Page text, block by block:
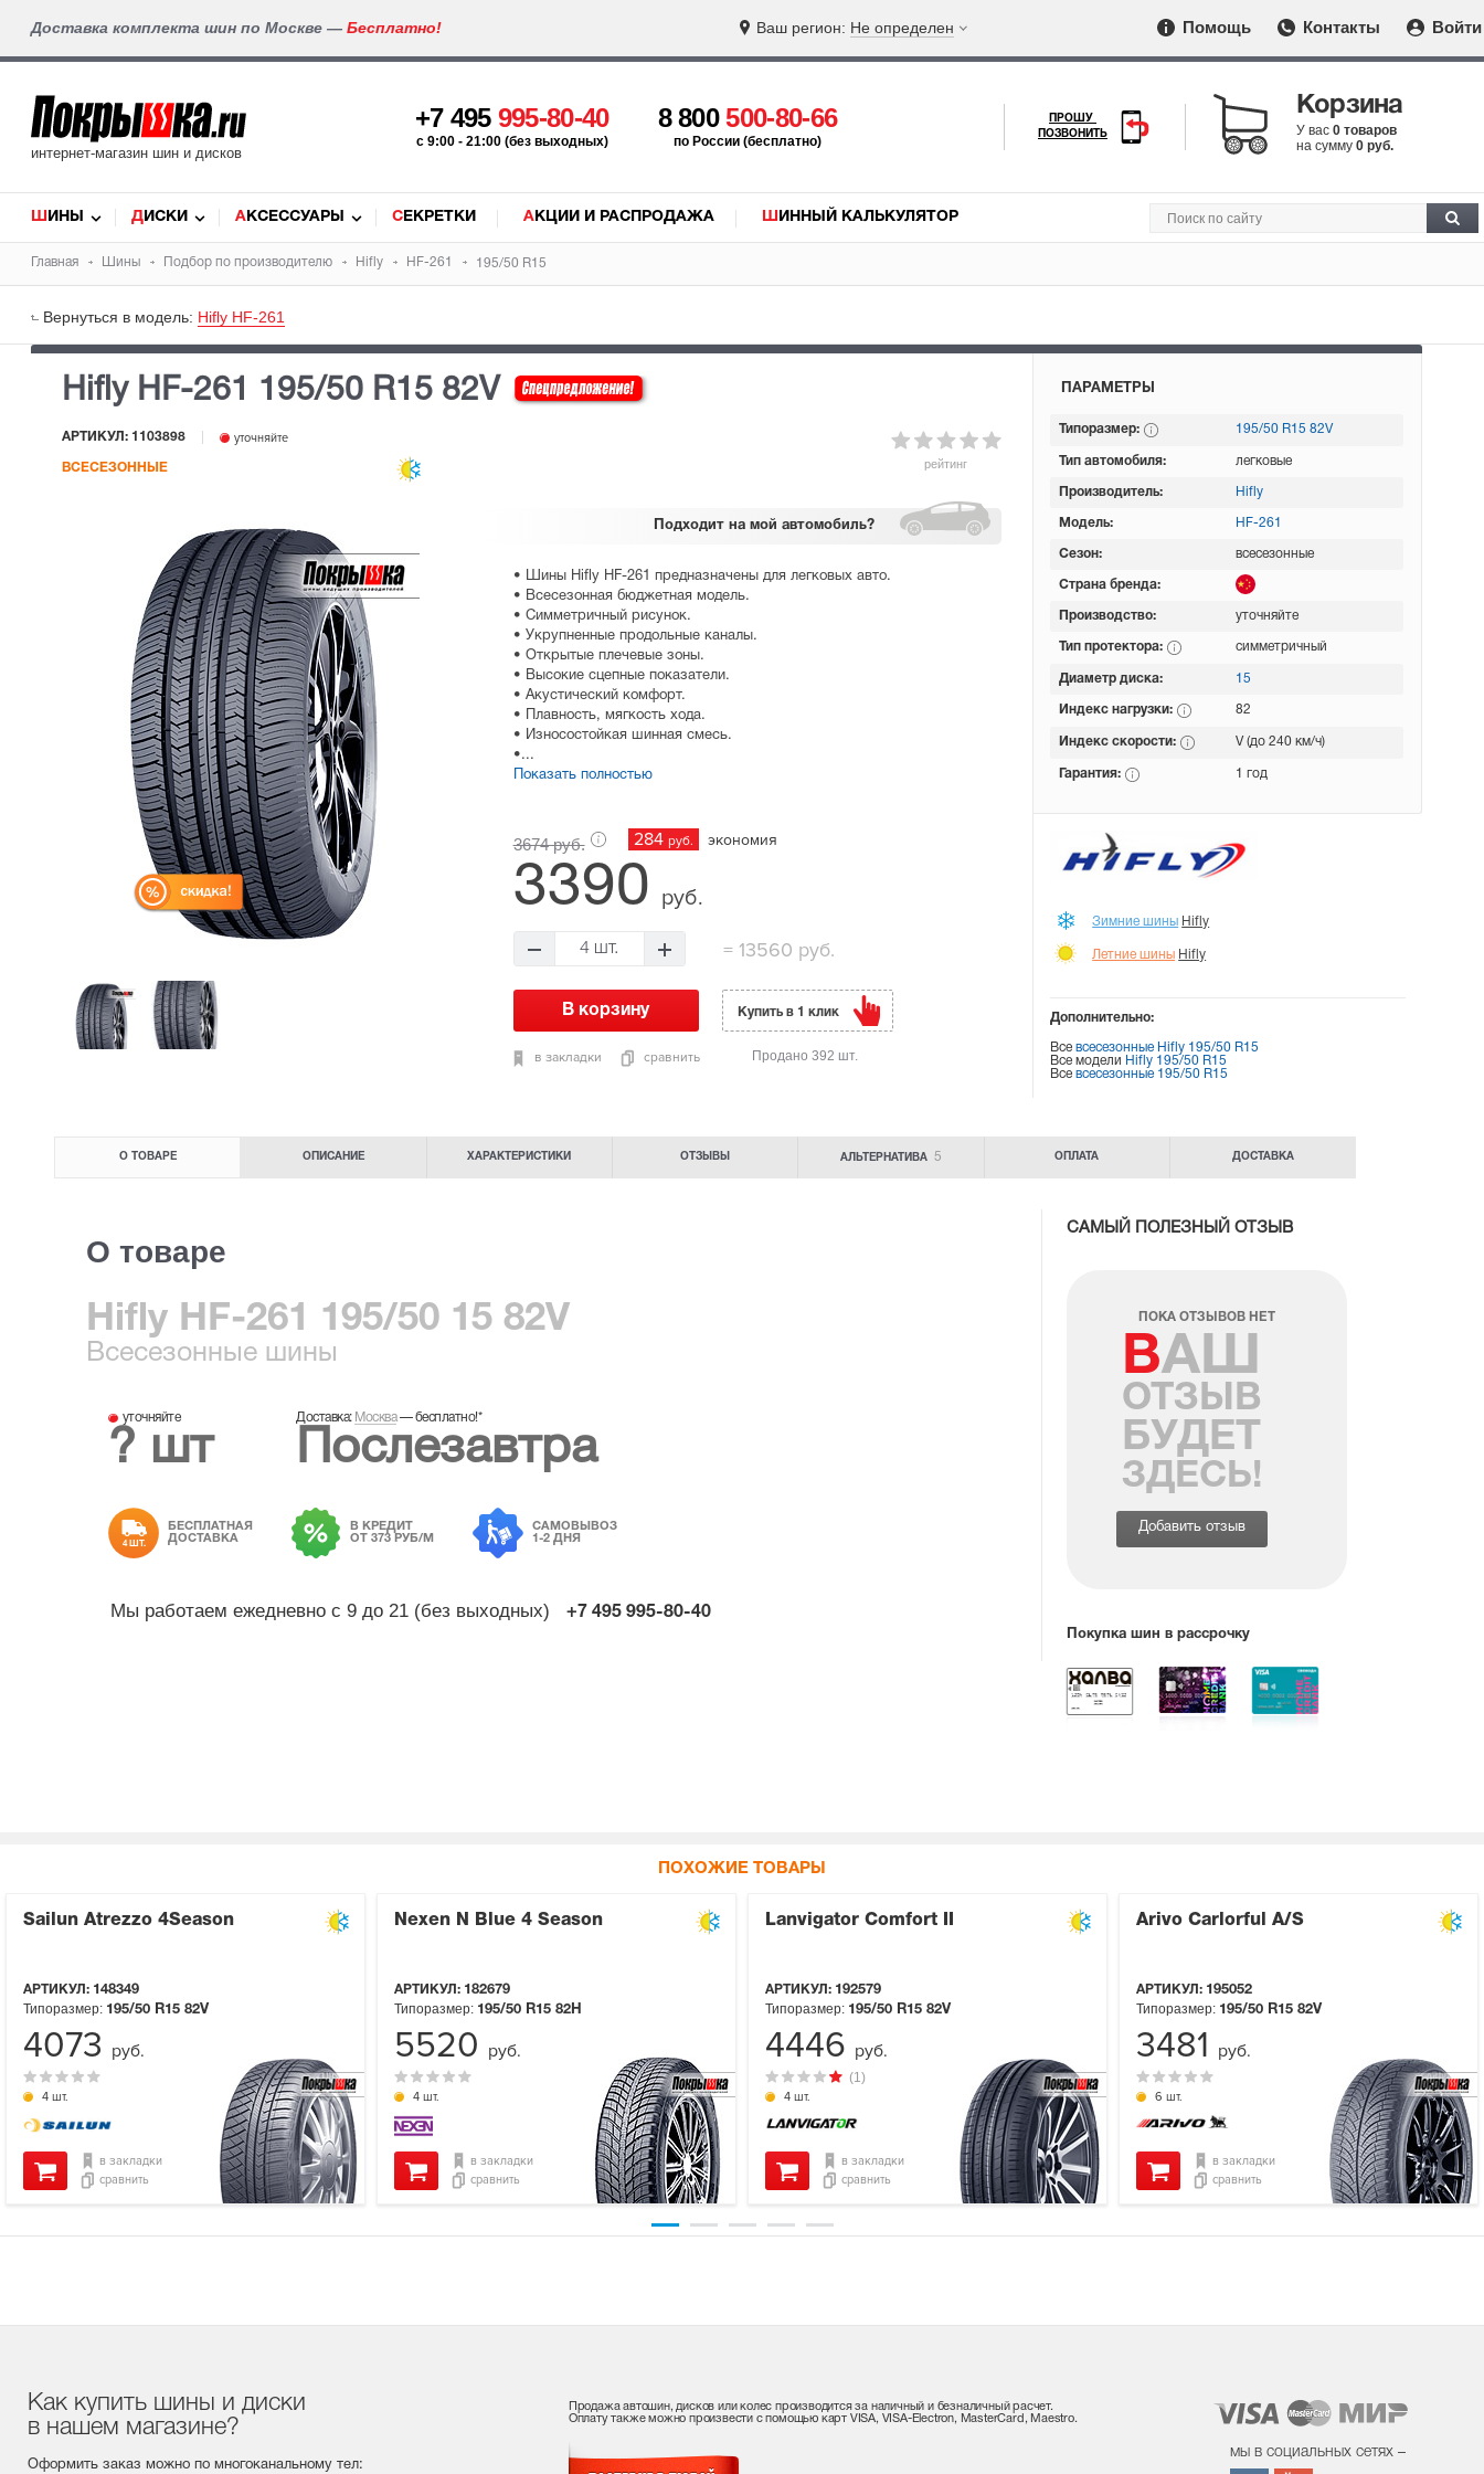
Доставка комплекта шин по Москве — Бесплатно! Ваш регион: Не определен Помощь Контакты Войти
интернет-магазин шин и дисков
+7 495 995-80-40
c 9:00 - 21:00 (без выходных)
8 800500-80-66
по России (бесплатно)
ПРОШУ
ПОЗВОНИТЬ
Корзина
У вас 0 товаров
на сумму 0 руб.
ШИНЫ ДИСКИ АКСЕССУАРЫ СЕКРЕТКИ АКЦИИ И РАСПРОДАЖА ШИННЫЙ КАЛЬКУЛЯТОР
Главная Шины Подбор по производителю Hifly HF-261 195/50 R15
Вернуться в модель: Hifly HF-261
Hifly HF-261 195/50 R15 82V
рейтинг
АРТИКУЛ: 1103898 уточняйте
ВСЕСЕЗОННЫЕ
Подходит на мой автомобиль?
• Шины Hifly HF-261 предназначены для легковых авто.
• Всесезонная бюджетная модель.
• Симметричный рисунок.
• Укрупненные продольные каналы.
• Открытые плечевые зоны.
• Высокие сцепные показатели.
• Акустический комфорт.
• Плавность, мягкость хода.
• Износостойкая шинная смесь.
•...
Показать полностью
3674 руб. 284 руб. экономия
3390 руб.
4 шт. =13560 руб.
в закладки сравнить
Купить в 1 клик
Продано 392 шт.
ПАРАМЕТРЫ
Типоразмер: 195/50 R15 82V
Тип автомобиля: легковые
Производитель: Hifly
Модель: HF-261
Сезон: всесезонные
Страна бренда:
Производство: уточняйте
Тип протектора: симметричный
Диаметр диска: 15
Индекс нагрузки: 82
Индекс скорости: V (до 240 км/ч)
Гарантия: 1 год
Зимние шины Hifly
Летние шины Hifly
Дополнительно:
Всевсесезонные Hifly 195/50 R15
Все модели Hifly 195/50 R15
Всевсесезонные 195/50 R15
О ТОВАРЕ ОПИСАНИЕ ХАРАКТЕРИСТИКИ ОТЗЫВЫ АЛЬТЕРНАТИВА 5 ОПЛАТА ДОСТАВКА
О товаре
Hifly HF-261 195/50 15 82V
Всесезонные шины
уточняйте
? шт
Доставка: Москва—бесплатно!*
Послезавтра
4 ШТ.
БЕСПЛАТНАЯ
ДОСТАВКА
В КРЕДИТ
ОТ 373 РУБ/М
САМОВЫВОЗ
1-2 ДНЯ
Мы работаем ежедневно с 9 до 21 (без выходных) +7 495 995-80-40
САМЫЙ ПОЛЕЗНЫЙ ОТЗЫВ
ПОКА ОТЗЫВОВ НЕТ
ВАШ
ОТЗЫВ
БУДЕТ
ЗДЕСЬ!
Добавить отзыв
Покупка шин в рассрочку
ПОХОЖИЕ ТОВАРЫ
Sailun Atrezzo 4Season
АРТИКУЛ: 148349
4 шт.
Типоразмер: 195/50 R15 82V
в закладки
сравнить
4073 руб.
Nexen N Blue 4 Season
АРТИКУЛ: 182679
4 шт.
Типоразмер: 195/50 R15 82H
в закладки
сравнить
5520 руб.
Lanvigator Comfort II
АРТИКУЛ: 192579
4 шт.
(1)
Типоразмер: 195/50 R15 82V
в закладки
сравнить
4446 руб.
Arivo Carlorful A/S
АРТИКУЛ: 195052
6 шт.
Типоразмер: 195/50 R15 82V
в закладки
сравнить
3481 руб.
Как купить шины и диски
в нашем магазине?
Оформить заказ можно по многоканальному тел:
Продажа автошин, дисков или колес производится за наличный и безналичный расчет.
Оплату также можно произвести с помощью карт VISA, VISA-Electron, MasterCard, Maestro.
мы в социальных сетях –